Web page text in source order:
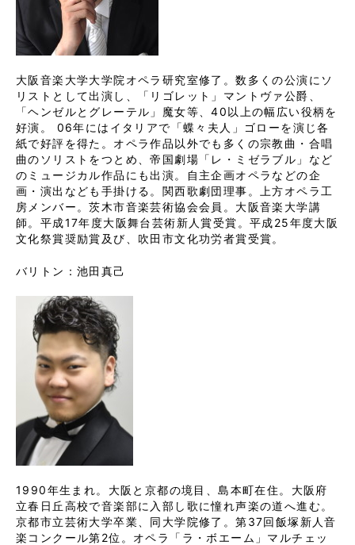
大阪音楽大学大学院オペラ研究室修了。数多くの公演にソ
リストとして出演し、「リゴレット」マントヴァ公爵、
「ヘンゼルとグレーテル」魔女等、40以上の幅広い役柄を
好演。 06年にはイタリアで「蝶々夫人」ゴローを演じ各
紙で好評を得た。オペラ作品以外でも多くの宗教曲・合唱
曲のソリストをつとめ、帝国劇場「レ・ミゼラブル」など
のミュージカル作品にも出演。自主企画オペラなどの企
画・演出なども手掛ける。関西歌劇団理事。上方オペラ工
房メンバー。茨木市音楽芸術協会会員。大阪音楽大学講
師。平成17年度大阪舞台芸術新人賞受賞。平成25年度大阪
文化祭賞奨励賞及び、吹田市文化功労者賞受賞。
バリトン：池田真己
1990年生まれ。大阪と京都の境目、島本町在住。大阪府
立春日丘高校で音楽部に入部し歌に憧れ声楽の道へ進む。
京都市立芸術大学卒業、同大学院修了。第37回飯塚新人音
楽コンクール第2位。オペラ「ラ・ボエーム」マルチェッ